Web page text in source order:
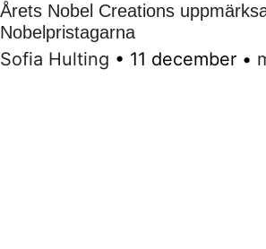
Årets Nobel Creations
Nobelpristagarna
Sofia Hulting • 11 december •